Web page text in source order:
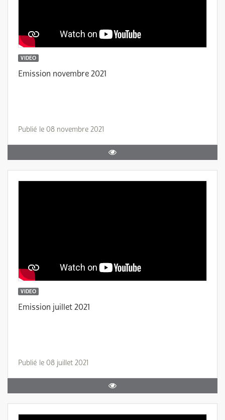
VIDEO
Emission novembre 2021
Publié le 08 novembre 2021
VIDEO
Emission juillet 2021
Publié le 08 juillet 2021